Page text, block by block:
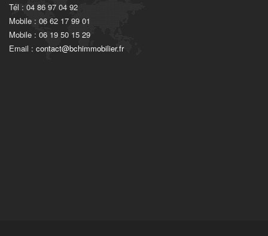
Tél : 04 86 97 04 92
Mobile : 06 62 17 99 01
Mobile : 06 19 50 15 29
Email : contact@bchimmobilier.fr